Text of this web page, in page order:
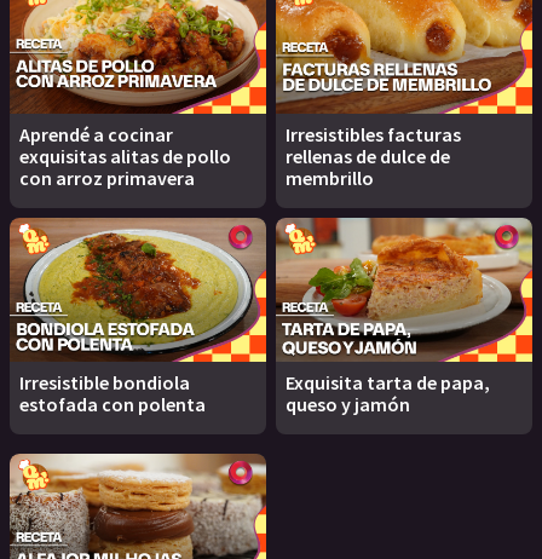
Aprendé a cocinar
exquisitas alitas de pollo
con arroz primavera
Irresistibles facturas
rellenas de dulce de
membrillo
Irresistible bondiola
estofada con polenta
Exquisita tarta de papa,
queso y jamón